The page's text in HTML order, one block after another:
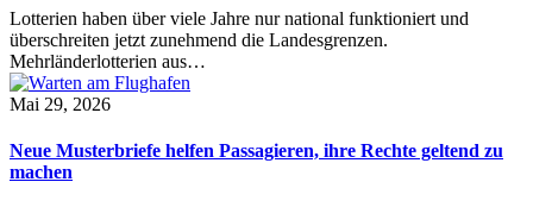
Lotterien haben über viele Jahre nur national funktioniert und
überschreiten jetzt zunehmend die Landesgrenzen.
Mehrländerlotterien aus…
Mai 29, 2026
Neue Musterbriefe helfen Passagieren, ihre Rechte geltend zu
machen